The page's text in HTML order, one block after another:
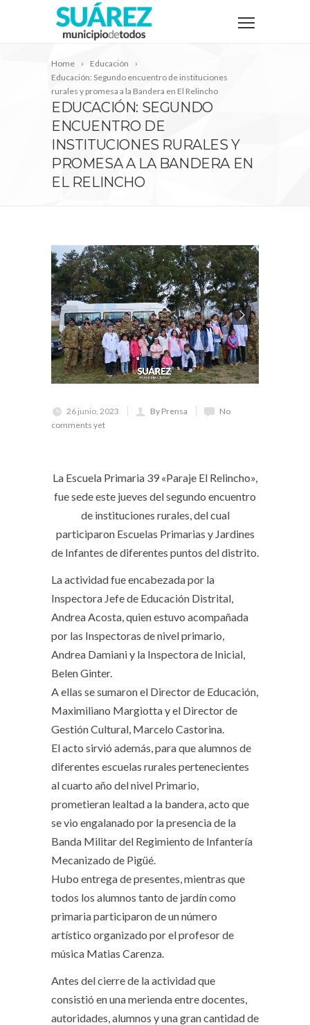
Home
Educación
Educación: Segundo encuentro de instituciones
rurales y promesa a la Bandera en El Relincho
EDUCACIÓN: SEGUNDO
ENCUENTRO DE
INSTITUCIONES RURALES Y
PROMESA A LA BANDERA EN
EL RELINCHO
26 junio, 2023 By Prensa
No
comments yet
La Escuela Primaria 39 «Paraje El Relincho»,
fue sede este jueves del segundo encuentro
de instituciones rurales, del cual
participaron Escuelas Primarias y Jardines
de Infantes de diferentes puntos del distrito.
La actividad fue encabezada por la
Inspectora Jefe de Educación Distrital,
Andrea Acosta, quien estuvo acompañada
por las Inspectoras de nivel primario,
Andrea Damiani y la Inspectora de Inicial,
Belen Ginter.
A ellas se sumaron el Director de Educación,
Maximiliano Margiotta y el Director de
Gestión Cultural, Marcelo Castorina.
El acto sirvió además, para que alumnos de
diferentes escuelas rurales pertenecientes
al cuarto año del nivel Primario,
prometieran lealtad a la bandera, acto que
se vio engalanado por la presencia de la
Banda Militar del Regimiento de Infantería
Mecanizado de Pigüé.
Hubo entrega de presentes, mientras que
todos los alumnos tanto de jardín como
primaria participaron de un número
artístico organizado por el profesor de
música Matias Carenza.
Antes del cierre de la actividad que
consistió en una merienda entre docentes,
autoridades, alumnos y una gran cantidad de